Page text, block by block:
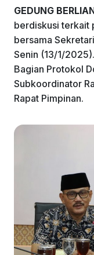
o
o
k
n
GEDUNG
berdiskusi terkait
bersama
Senin (13/1/
Bagian Protokol
Subkoordinator
Rapat Pimpinan.